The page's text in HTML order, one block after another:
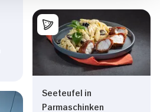
Seeteufel in
Parmaschinken